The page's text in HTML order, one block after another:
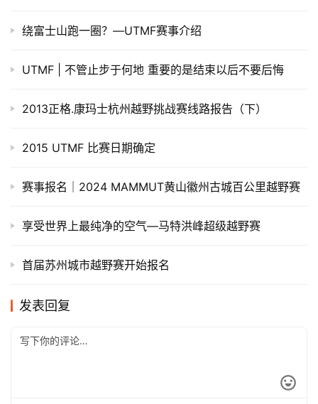
绕富士山跑一圈？—UTMF赛事介绍
UTMF | 不管止步于何地 重要的是结束以后不要后悔
2013正格.康玛士杭州越野挑战赛线路报告（下）
2015 UTMF 比赛日期确定
赛事报名｜2024 MAMMUT黄山徽州古城百公里越野赛
享受世界上最纯净的空气—马特洪峰超级越野赛
首届苏州城市越野赛开始报名
发表回复